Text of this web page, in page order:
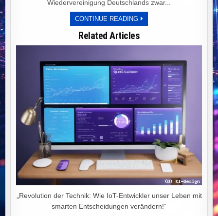
Wiedervereinigung Deutschlands zwar...
CONTINUE READINGPLANWIRTSCHAFT
UND
DEUTSCHLANDS
WEG
WIRTSCHAFTLICHEN
NIEDERGANG
Related Articles
„Revolution der Technik: Wie IoT-Entwickler unser Leben mit
smarten Entscheidungen verändern!“